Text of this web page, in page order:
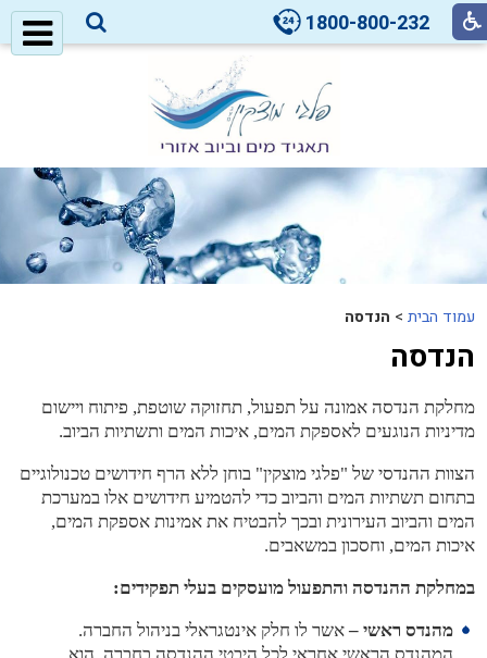
1800-800-232
עמוד הבית > הנדסה
הנדסה
מחלקת הנדסה אמונה על תפעול, תחזוקה שוטפת, פיתוח ויישום
מדיניות הנוגעים לאספקת המים, איכות המים ותשתיות הביוב.
הצוות ההנדסי של "פלגי מוצקין" בוחן ללא הרף חידושים טכנולוגיים
בתחום תשתיות המים והביוב כדי להטמיע חידושים אלו במערכת
המים והביוב העירונית ובכך להבטיח את אמינות אספקת המים,
איכות המים, וחסכון במשאבים.
במחלקת ההנדסה והתפעול מועסקים בעלי תפקידים:
מהנדס ראשי – אשר לו חלק אינטגראלי בניהול החברה.